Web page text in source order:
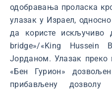
одобравања проласка
улазак у Израел,
да користе искључиво
bridge»/«King Hussein
Јорданом. Улазак преко
«Бен Гурион»
прибављену дозволу